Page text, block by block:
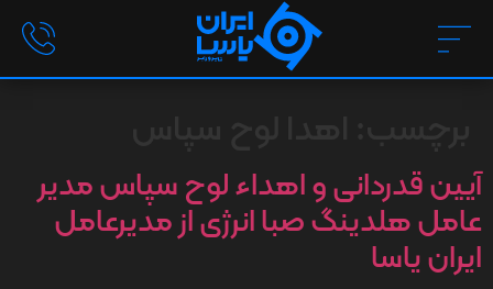
آیین قدردانی و اهداء لوح سپاس مدیر
عامل هلدینگ صبا انرژی از مدیرعامل
ایران یاسا